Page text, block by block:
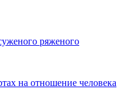
ряженого
на отношение человека